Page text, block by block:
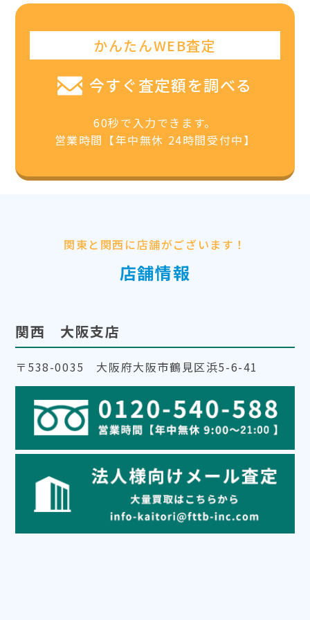
かんたんWEB査定
今すぐ査定額を調べる
60秒で入力できます。
営業時間【年中無休 24時間受付中】
関東と関西に店舗がございます！
店舗情報
関西 大阪支店
〒538-0035 大阪府大阪市鶴見区浜5-6-41